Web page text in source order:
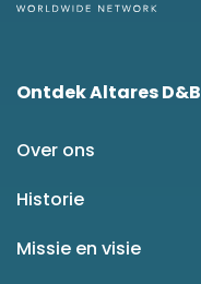
Ontdek Altares D&B
Over ons
Historie
Missie en visie